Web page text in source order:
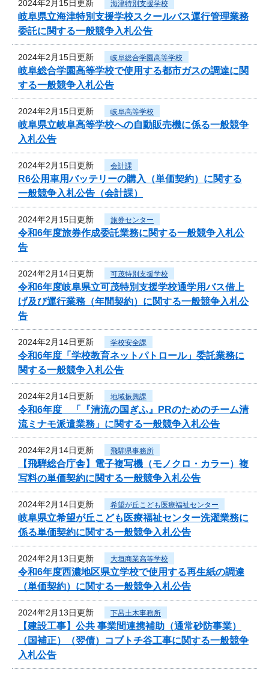
2024年2月15日更新 海津特別支援学校
岐阜県立海津特別支援学校スクールバス運行管理業務
委託に関する一般競争入札公告
2024年2月15日更新 岐阜総合学園高等学校
岐阜総合学園高等学校で使用する都市ガスの調達に関
する一般競争入札公告
2024年2月15日更新 岐阜高等学校
岐阜県立岐阜高等学校への自動販売機に係る一般競争
入札公告
2024年2月15日更新 会計課
R6公用車用バッテリーの購入（単価契約）に関する
一般競争入札公告（会計課）
2024年2月15日更新 旅券センター
令和6年度旅券作成委託業務に関する一般競争入札公
告
2024年2月14日更新 可茂特別支援学校
令和6年度岐阜県立可茂特別支援学校通学用バス借上
げ及び運行業務（年間契約）に関する一般競争入札公
告
2024年2月14日更新 学校安全課
令和6年度「学校教育ネットパトロール」委託業務に
関する一般競争入札公告
2024年2月14日更新 地域振興課
令和6年度 「『清流の国ぎふ』PRのためのチーム清
流ミナモ派遣業務」に関する一般競争入札公告
2024年2月14日更新 飛騨県事務所
【飛騨総合庁舎】電子複写機（モノクロ・カラー）複
写料の単価契約に関する一般競争入札公告
2024年2月14日更新 希望が丘こども医療福祉センター
岐阜県立希望が丘こども医療福祉センター洗濯業務に
係る単価契約に関する一般競争入札公告
2024年2月13日更新 大垣商業高等学校
令和6年度西濃地区県立学校で使用する再生紙の調達
（単価契約）に関する一般競争入札公告
2024年2月13日更新 下呂土木事務所
【建設工事】公共 事業間連携補助（通常砂防事業）
（国補正）（翌債）コブトチ谷工事に関する一般競争
入札公告